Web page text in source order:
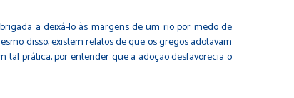
a deixá-lo às margens de um rio por medo de
disso, existem relatos de que os gregos adotavam
tal prática, por entender que a adoção desfavorecia o